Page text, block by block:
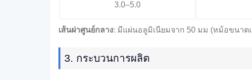
3.0–5.0
เส้นผ่าศูนย์กลาง: มีแผ่นอลูมิเนียมจาก 50 มม (หม้อขนาด
3. กระบวนการผลิต